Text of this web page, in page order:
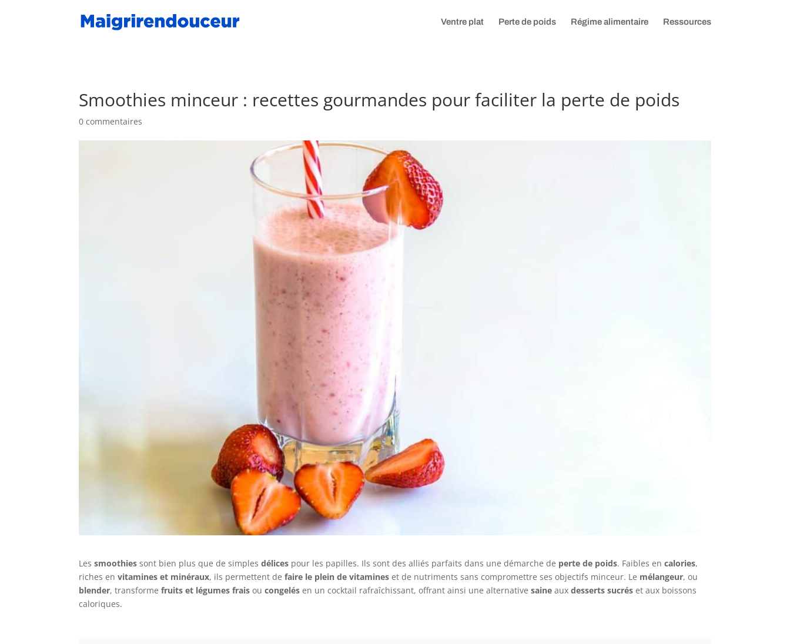
Ventre plat Perte de poids Régime alimentaire Ressources
Smoothies minceur : recettes gourmandes pour faciliter la perte de poids
0 commentaires
Lessmoothies sont bien plus que de simplesdélices pour les papilles. Ils sont des alliés parfaits dans une démarche de perte de poids. Faibles encalories,
riches envitamines et minéraux, ils permettent defaire le plein de vitamines et de nutriments sans compromettre ses objectifs minceur. Le mélangeur, ou
blender, transformefruits et légumes frais oucongelés en un cocktail rafraîchissant, offrant ainsi une alternativesaine auxdesserts sucrés et aux boissons
caloriques.